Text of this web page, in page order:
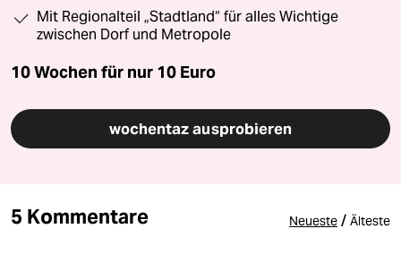
Mit Regionalteil „Stadtland“ für alles Wichtige
zwischen Dorf und Metropole
10 Wochen für nur 10 Euro
wochentaz ausprobieren
5 Kommentare Neueste / Älteste